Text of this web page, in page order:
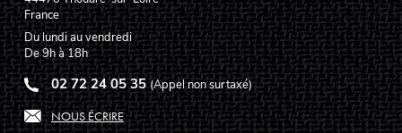
France
Du lundi au vendredi
De 9h à 18h
02 72 24 05 35 (Appel non surtaxé)
NOUS ÉCRIRE